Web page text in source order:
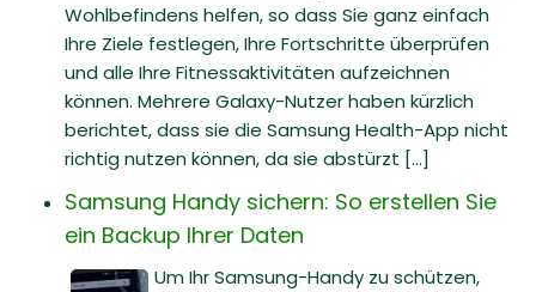
Wohlbefindens helfen, so dass Sie ganz einfach
Ihre Ziele festlegen, Ihre Fortschritte überprüfen
und alle Ihre Fitnessaktivitäten aufzeichnen
können. Mehrere Galaxy-Nutzer haben kürzlich
berichtet, dass sie die Samsung Health-App nicht
richtig nutzen können, da sie abstürzt [...]
Samsung Handy sichern: So erstellen Sie
ein Backup Ihrer Daten
Um Ihr Samsung-Handy zu schützen,